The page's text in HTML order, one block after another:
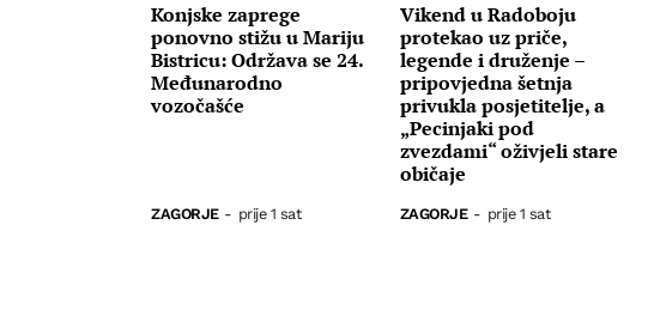
Konjske zaprege
ponovno stižu u Mariju
Bistricu: Održava se 24.
Međunarodno
vozočašće
ZAGORJE - prije 1 sat
Vikend u Radoboju
protekao uz priče,
legende i druženje –
pripovjedna šetnja
privukla posjetitelje, a
„Pecinjaki pod
zvezdami“ oživjeli stare
običaje
ZAGORJE - prije 1 sat